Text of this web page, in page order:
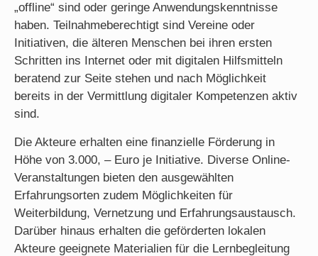
„offline“ sind oder geringe Anwendungskenntnisse
haben. Teilnahmeberechtigt sind Vereine oder
Initiativen, die älteren Menschen bei ihren ersten
Schritten ins Internet oder mit digitalen Hilfsmitteln
beratend zur Seite stehen und nach Möglichkeit
bereits in der Vermittlung digitaler Kompetenzen aktiv
sind.
Die Akteure erhalten eine finanzielle Förderung in
Höhe von 3.000, – Euro je Initiative. Diverse Online-
Veranstaltungen bieten den ausgewählten
Erfahrungsorten zudem Möglichkeiten für
Weiterbildung, Vernetzung und Erfahrungsaustausch.
Darüber hinaus erhalten die geförderten lokalen
Akteure geeignete Materialien für die Lernbegleitung